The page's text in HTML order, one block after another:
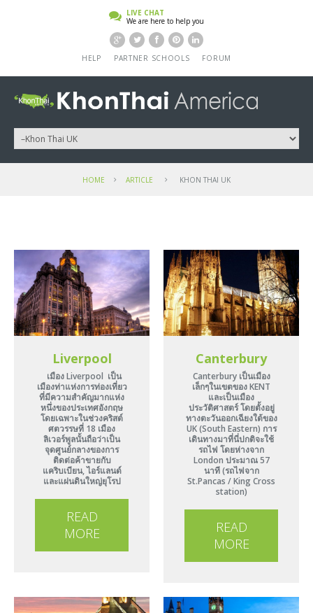
LIVE CHAT
We are here to help you
HELP PARTNER SCHOOLS FORUM
HOME ARTICLE KHON THAI UK
Liverpool
เมือง Liverpool เป็น
เมืองท่าแห่งการท่องเที่ยว
ที่มีความสำคัญมากแห่ง
หนึ่งของประเทศอังกฤษ
โดยเฉพาะในช่วงคริสต์
ศตวรรษที่ 18 เมือง
ลิเวอร์พูลนั้นถือว่าเป็น
จุดศูนย์กลางของการ
ติดต่อค้าขายกับ
แคริบเบียน, ไอร์แลนด์
และแผ่นดินใหญ่ยุโรป
READ
MORE
Canterbury
Canterbury เป็นเมือง
เล็กๆในเขตของ KENT
และเป็นเมือง
ประวัติศาสตร์ โดยตั้งอยู่
ทางตะวันออกเฉียงใต้ของ
UK (South Eastern) การ
เดินทางมาที่นี่ปกติจะใช้
รถไฟ โดยห่างจาก
London ประมาณ 57
นาที (รถไฟจาก
St.Pancas / King Cross
station)
READ
MORE